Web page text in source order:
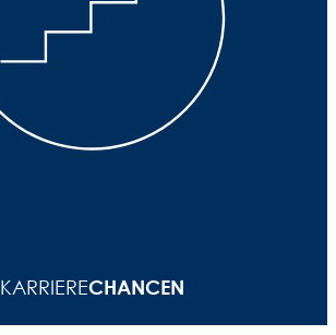
KARRIERECHANCEN